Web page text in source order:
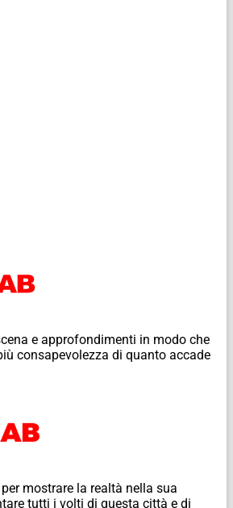
e approfondimenti in modo che
consapevolezza di quanto accade
mostrare la realtà nella sua
tutti i volti di questa città e di